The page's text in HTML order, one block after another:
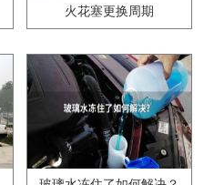
火花塞更换周期